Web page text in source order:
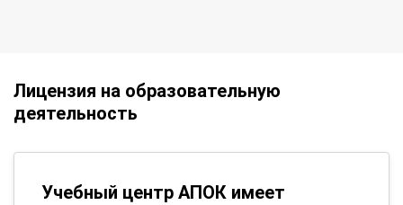
Лицензия на образовательную
деятельность
Учебный центр АПОК имеет